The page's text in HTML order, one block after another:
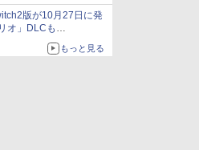
に
版が10月27日に発
オ」DLCも
レードも可能に
もっと見る